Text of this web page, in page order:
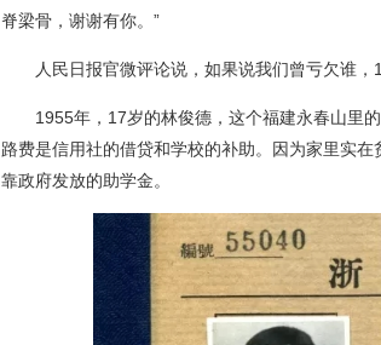
脊梁骨，谢谢有你。”
人民日报官微评论说，如果说我们曾亏欠谁，
1955年，17岁的林俊德，这个福建永春山里的
路费是信用社的借贷和学校的补助。因为家里实
靠政府发放的助学金。